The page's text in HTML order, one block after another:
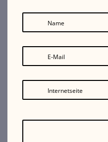
Name
E-Mail
Internetseite